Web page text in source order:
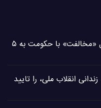
امید قوچانیان، شهروند درگز، به دلیل «مخالفت» با حکومت به ۵
انقلاب ملی، را تایید